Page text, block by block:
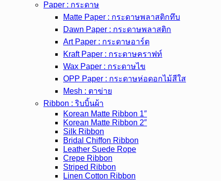
Paper : กระดาษ
Matte Paper : กระดาษพลาสติกทึบ
Dawn Paper : กระดาษพลาสติก
Art Paper : กระดาษอาร์ต
Kraft Paper : กระดาษคราฟท์
Wax Paper : กระดาษไข
OPP Paper : กระดาษห่อดอกไม้สีใส
Mesh : ตาข่าย
Ribbon : ริบบิ้นผ้า
Korean Matte Ribbon 1″
Korean Matte Ribbon 2″
Silk Ribbon
Bridal Chiffon Ribbon
Leather Suede Rope
Crepe Ribbon
Striped Ribbon
Linen Cotton Ribbon